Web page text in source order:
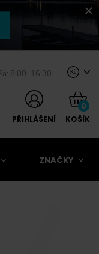
8:00–16:30 Kč
PŘIHLÁŠENÍ
0
KOŠÍK
ZNAČKY